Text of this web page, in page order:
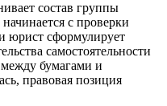
состав группы
с проверки
юрист сформулирует
самостоятельности
бумагами и
правовая позиция